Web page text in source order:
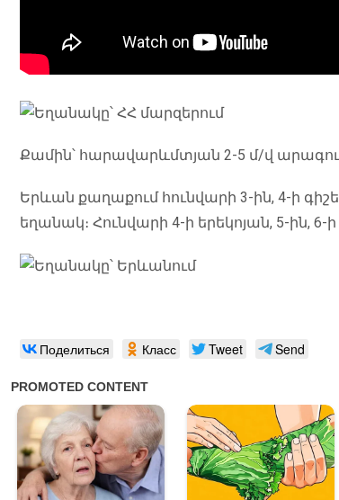
Քամին՝ հարավարևմտյան 2-5 մ/վ
Երևան քաղաքում հունվարի 3-ին, 4-ի
եղանակ։ Հունվարի 4-ի երեկոյան, 5-ին,
Поделиться Класс Tweet Send